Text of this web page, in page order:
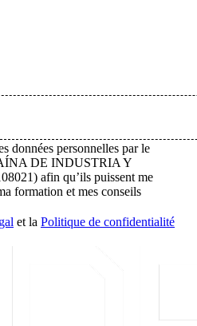
données personnelles par le
DE INDUSTRIA Y
afin qu’ils puissent me
formation et mes conseils
et la Politique de confidentialité